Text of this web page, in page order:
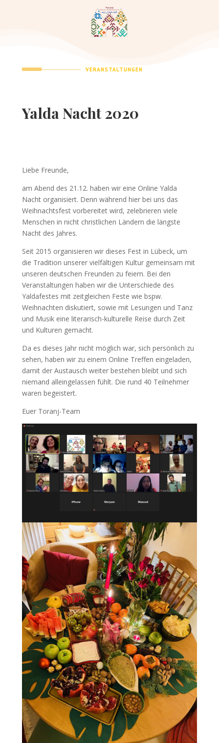
VERANSTALTUNGEN
Yalda Nacht 2020
Liebe Freunde,
am Abend des 21.12. haben wir eine Online Yalda
Nacht organisiert. Denn während hier bei uns das
Weihnachtsfest vorbereitet wird, zelebrieren viele
Menschen in nicht christlichen Ländern die längste
Nacht des Jahres.
Seit 2015 organisieren wir dieses Fest in Lübeck, um
die Tradition unserer vielfältigen Kultur gemeinsam mit
unseren deutschen Freunden zu feiern. Bei den
Veranstaltungen haben wir die Unterschiede des
Yaldafestes mit zeitgleichen Feste wie bspw.
Weihnachten diskutiert, sowie mit Lesungen und Tanz
und Musik eine literarisch-kulturelle Reise durch Zeit
und Kulturen gemacht.
Da es dieses Jahr nicht möglich war, sich persönlich zu
sehen, haben wir zu einem Online Treffen eingeladen,
damit der Austausch weiter bestehen bleibt und sich
niemand alleingelassen fühlt. Die rund 40 Teilnehmer
waren begeistert.
Euer Toranj-Team